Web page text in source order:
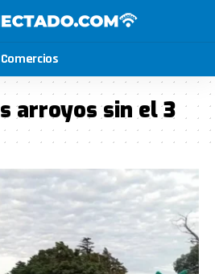
Comercios
arroyos sin el 3